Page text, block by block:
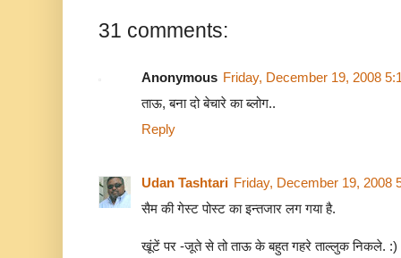
31 comments:
Anonymous Friday, December 19, 2008
ताऊ, बना दो बेचारे का ब्लोग..
Reply
Udan Tashtari Friday, December 19, 2008
सैम की गेस्ट पोस्ट का इन्तजार लग गया है.
खूंटें पर -जूते से तो ताऊ के बहुत गहरे ताल्लुक निकले. :)